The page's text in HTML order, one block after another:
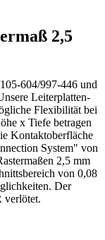
2,5
604/997-446 und
Leiterplatten-
Flexibilität bei
x Tiefe betragen
Kontaktoberfläche
System" von
2,5 mm
von 0,08
Der
verlötet.